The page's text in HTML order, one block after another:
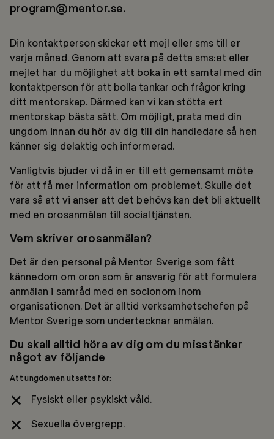
program@mentor.se.
Din kontaktperson skickar ett mejl eller sms till er
varje månad. Genom att svara på detta sms:et eller
mejlet har du möjlighet att boka in ett samtal med din
kontaktperson för att bolla tankar och frågor kring
ditt mentorskap. Därmed kan vi kan stötta ert
mentorskap bästa sätt. Om möjligt, prata med din
ungdom innan du hör av dig till din handledare så hen
känner sig delaktig och informerad.
Vanligtvis bjuder vi då in er till ett gemensamt möte
för att få mer information om problemet. Skulle det
vara så att vi anser att det behövs kan det bli aktuellt
med en orosanmälan till socialtjänsten.
Vem skriver orosanmälan?
Det är den personal på Mentor Sverige som fått
kännedom om oron som är ansvarig för att formulera
anmälan i samråd med en socionom inom
organisationen. Det är alltid verksamhetschefen på
Mentor Sverige som undertecknar anmälan.
Du skall alltid höra av dig om du misstänker
något av följande
Att ungdomen utsatts för:
Fysiskt eller psykiskt våld.
Sexuella övergrepp.